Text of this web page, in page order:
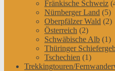
Fränkische Schweiz
Nürnberger Land (5)
Oberpfälzer Wald (2)
Österreich (2)
Schwäbische Alb (1)
Thüringer
Tschechien (1)
Trekkingtouren/